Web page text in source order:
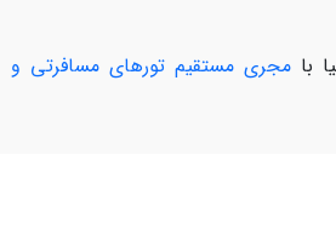
بامجری مستقیم تورهای مسافرتی و